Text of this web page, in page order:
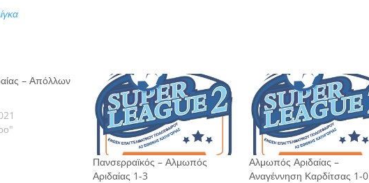
– Απόλλων
Πανσερραϊκός – Αλμωπός
Αριδαίας 1-3
Αλμωπός Αριδαίας –
Αναγέννηση Καρδίτσας 1-0